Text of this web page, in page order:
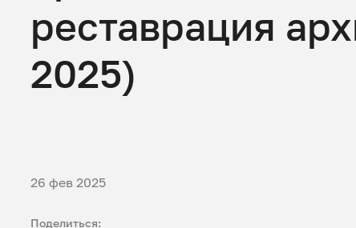
реставрация
2025)
26 фев 2025
Поделиться: